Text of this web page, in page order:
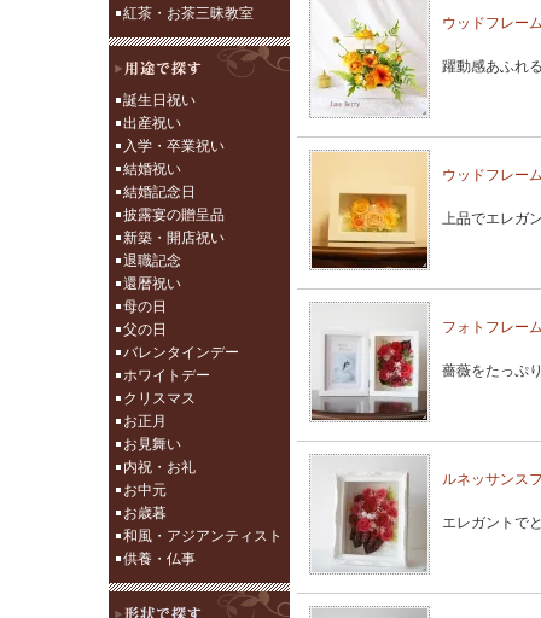
紅茶・お茶三昧教室
誕生日祝い
出産祝い
入学・卒業祝い
結婚祝い
結婚記念日
披露宴の贈呈品
新築・開店祝い
退職記念
還暦祝い
母の日
父の日
バレンタインデー
ホワイトデー
クリスマス
お正月
お見舞い
内祝・お礼
お中元
お歳暮
和風・アジアンティスト
供養・仏事
ウッドフレー
躍動感あふれ
ウッドフレー
上品でエレガ
フォトフレー
薔薇をたっぷ
ルネッサンス
エレガントで